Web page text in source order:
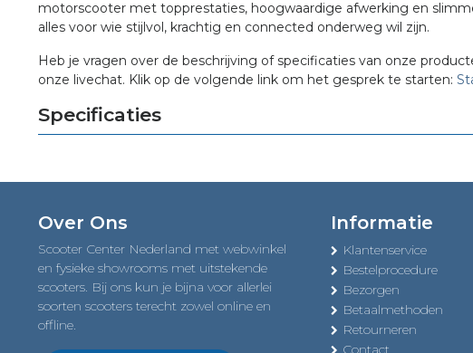
motorscooter met topprestaties, hoogwaardige afwerking en
alles voor wie stijlvol, krachtig en connected onderweg wil zijn.
Heb je vragen over de beschrijving of specificaties van onze
onze livechat. Klik op de volgende link om het gesprek te starten:
Specificaties
Over Ons
Scooter Center Nederland met webwinkel
en fysieke showrooms met uitstekende
scooters. Bij ons kun je bijna voor allerlei
soorten scooters terecht zowel online en
offline.
Informatie
Klantenservice
Bestelprocedure
Bezorgen
Betaalmethoden
Retourneren
Contact